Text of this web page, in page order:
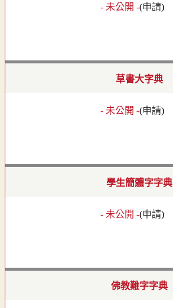
- 未公開 -(申請)
草書大字典
- 未公開 -(申請)
學生簡體字字典
- 未公開 -(申請)
佛教難字字典